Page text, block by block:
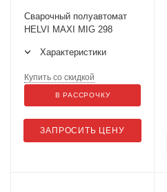
Сварочный полуавтомат
HELVI MAXI MIG 298
Характеристики
ЗАПРОСИТЬ ЦЕНУ
Купить со скидкой
В РАССРОЧКУ